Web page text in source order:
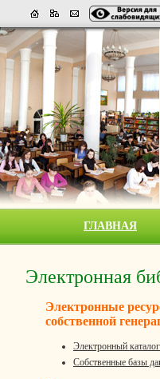
ГЛАВНАЯ
Электронная
Электронные
собственной
Электронный каталог
Собственные базы